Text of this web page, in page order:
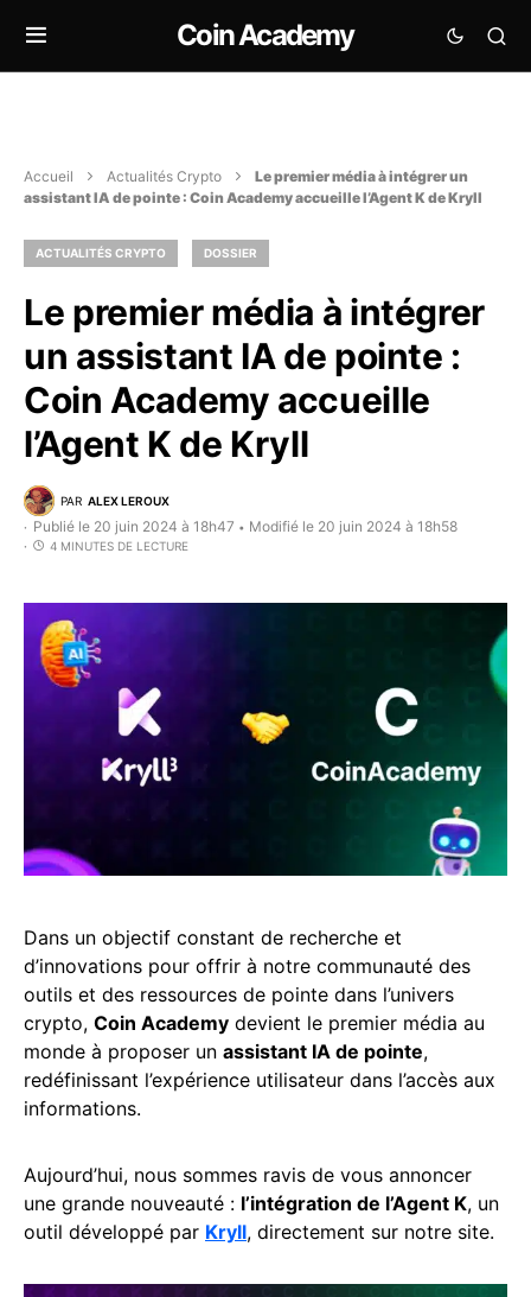
Coin Academy
Accueil Actualités Crypto
Le premier média à intégrer un
assistant IA de pointe : Coin Academy accueille l’Agent K de Kryll
ACTUALITÉS CRYPTO DOSSIER
Le premier média à intégrer
un assistant IA de pointe :
Coin Academy accueille
l’Agent K de Kryll
PAR ALEX LEROUX
Publié le 20 juin 2024 à 18h47 • Modifié le 20 juin 2024 à 18h58
4 MINUTES DE LECTURE
Dans un objectif constant de recherche et
d’innovations pour offrir à notre communauté des
outils et des ressources de pointe dans l’univers
crypto, Coin Academy devient le premier média au
monde à proposer un assistant IA de pointe,
redéfinissant l’expérience utilisateur dans l’accès aux
informations.
Aujourd’hui, nous sommes ravis de vous annoncer
une grande nouveauté : l’intégration de l’Agent K, un
outil développé par Kryll, directement sur notre site.